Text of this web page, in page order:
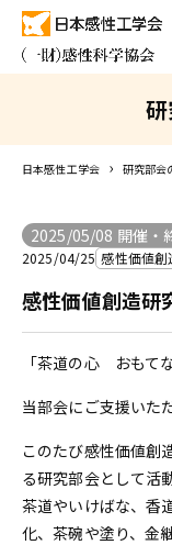
日本感性工学会 研究部会
2025/05/08 開催・
2025/04/25 感性価値
感性価値創造
「茶道の心 おもて
当部会にご支援いた
このたび感性価値創
る研究部会として活
茶道やいけばな、香
化、茶碗や塗り、金